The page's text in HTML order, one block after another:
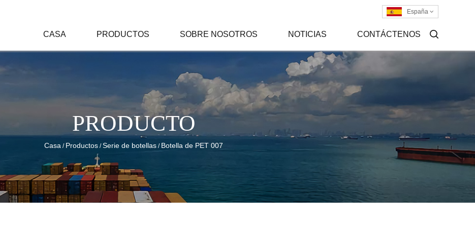
España
CASA PRODUCTOS SOBRE NOSOTROS NOTICIAS CONTÁCTENOS
PRODUCTO
Casa / Productos /Serie de botellas / Botella de PET 007